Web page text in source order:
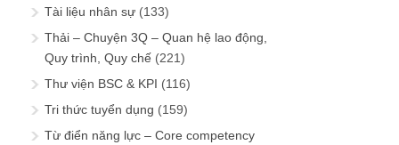
Tài liệu nhân sự (133)
Thải – Chuyện 3Q – Quan hệ lao động,
Quy trình, Quy chế (221)
Thư viện BSC & KPI (116)
Tri thức tuyển dụng (159)
Từ điển năng lực – Core competency